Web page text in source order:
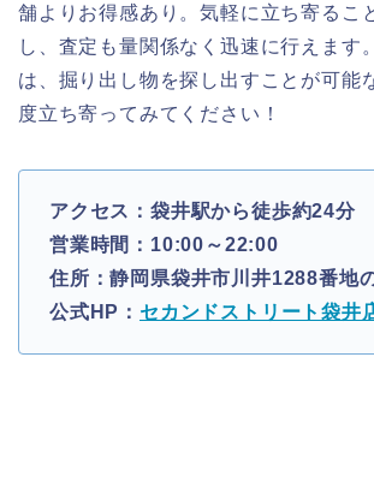
舗よりお得感あり。気軽に立ち寄るこ
し、査定も量関係なく迅速に行えます
は、掘り出し物を探し出すことが可能
度立ち寄ってみてください！
アクセス：袋井駅から徒歩約24分
営業時間：10:00～22:00
住所：静岡県袋井市川井1288番地
公式HP： セカンドストリート袋井